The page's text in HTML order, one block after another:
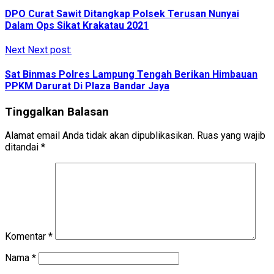
DPO Curat Sawit Ditangkap Polsek Terusan Nunyai
Dalam Ops Sikat Krakatau 2021
Next Next post:
Sat Binmas Polres Lampung Tengah Berikan Himbauan
PPKM Darurat Di Plaza Bandar Jaya
Tinggalkan Balasan
Alamat email Anda tidak akan dipublikasikan. Ruas yang wajib
ditandai *
Komentar *
Nama *